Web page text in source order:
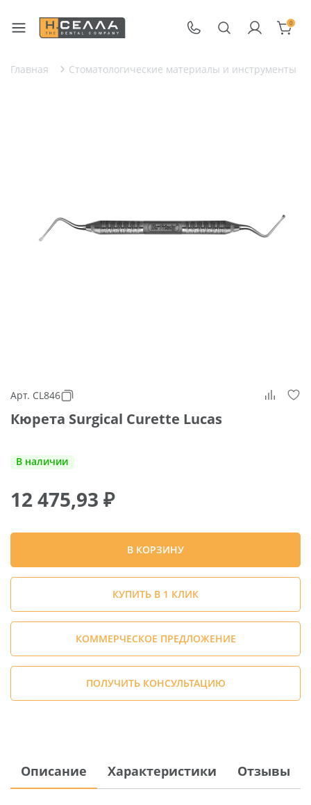
0
Главная Стоматологические материалы и инструменты
Арт. CL846
Кюрета Surgical Curette Lucas
В наличии
12 475,93 ₽
В КОРЗИНУ
КУПИТЬ В 1 КЛИК
КОММЕРЧЕСКОЕ ПРЕДЛОЖЕНИЕ
ПОЛУЧИТЬ КОНСУЛЬТАЦИЮ
Описание Характеристики Отзывы